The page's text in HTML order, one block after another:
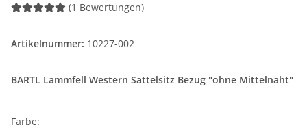
(1 Bewertungen)
Artikelnummer: 10227-002
BARTL Lammfell Western Sattelsitz Bezug "ohne Mittelnaht"
Farbe: